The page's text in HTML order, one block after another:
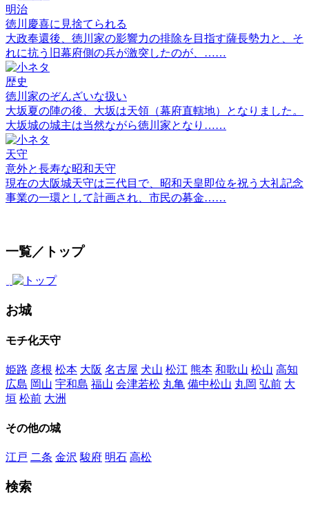
明治
徳川慶喜に見捨てられる
大政奉還後、徳川家の影響力の排除を目指す薩長勢力と、そ
れに抗う旧幕府側の兵が激突したのが、……
歴史
徳川家のぞんざいな扱い
大坂夏の陣の後、大坂は天領（幕府直轄地）となりました。
大坂城の城主は当然ながら徳川家となり……
天守
意外と長寿な昭和天守
現在の大阪城天守は三代目で、昭和天皇即位を祝う大礼記念
事業の一環として計画され、市民の募金……
一覧／トップ
お城
モチ化天守
姫路 彦根 松本 大阪 名古屋 犬山 松江 熊本 和歌山 松山 高知
広島 岡山 宇和島 福山 会津若松 丸亀 備中松山 丸岡 弘前 大
垣 松前 大洲
その他の城
江戸 二条 金沢 駿府 明石 高松
検索